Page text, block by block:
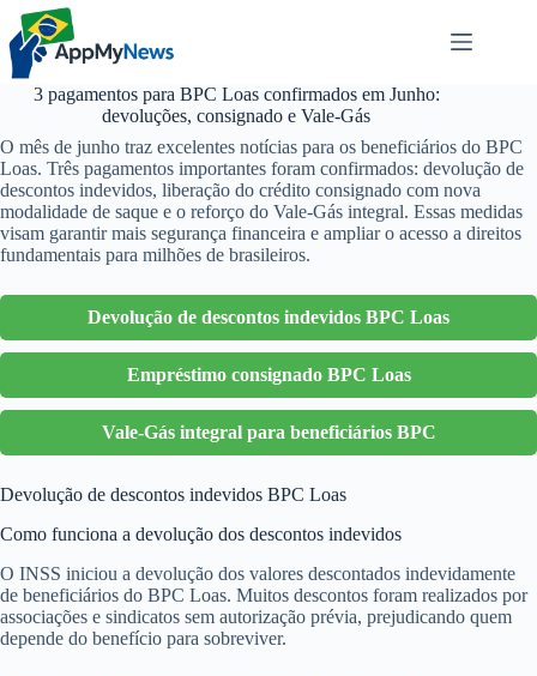
Pular
para
conteúdo
3 pagamentos para BPC Loas confirmados em Junho:
devoluções, consignado e Vale-Gás
O mês de junho traz excelentes notícias para os beneficiários do BPC
Loas. Três pagamentos importantes foram confirmados: devolução de
descontos indevidos, liberação do crédito consignado com nova
modalidade de saque e o reforço do Vale-Gás integral. Essas medidas
visam garantir mais segurança financeira e ampliar o acesso a direitos
fundamentais para milhões de brasileiros.
Devolução de descontos indevidos BPC Loas
Empréstimo consignado BPC Loas
Vale-Gás integral para beneficiários BPC
Devolução de descontos indevidos BPC Loas
Como funciona a devolução dos descontos indevidos
O INSS iniciou a devolução dos valores descontados indevidamente
de beneficiários do BPC Loas. Muitos descontos foram realizados por
associações e sindicatos sem autorização prévia, prejudicando quem
depende do benefício para sobreviver.